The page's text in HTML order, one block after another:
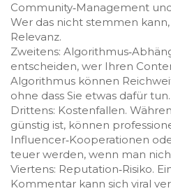
Community‑Management
Wer das nicht stemmen
Relevanz.
Zweitens:
entscheiden, wer Ihren
Algorithmus können
ohne dass Sie etwas dafür tun.
Drittens: Kostenfallen.
günstig ist, können
Influencer‑Kooperationen
teuer werden, wenn man
Viertens: Reputation‑Risiko.
Kommentar kann sich viral